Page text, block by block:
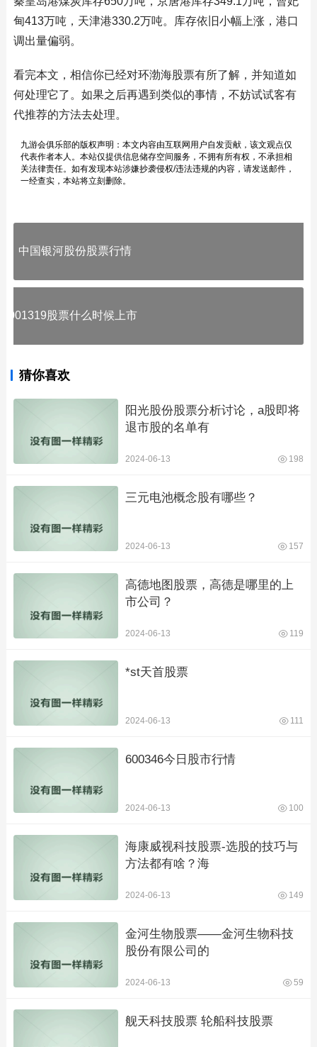
甸413万吨，天津港330.2万吨。库存依旧小幅上涨，港口
调出量偏弱。
看完本文，相信你已经对环渤海股票有所了解，并知道如
何处理它了。如果之后再遇到类似的事情，不妨试试客有
代推荐的方法去处理。
九游会俱乐部的版权声明：本文内容由互联网用户自发贡献，该文观点仅
代表作者本人。本站仅提供信息储存空间服务，不拥有所有权，不承担相
关法律责任。如有发现本站涉嫌抄袭侵权/违法违规的内容，请发送邮件，
一经查实，本站将立刻删除。
中国银河股份股票行情
001319股票什么时候上市
猜你喜欢
阳光股份股票分析讨论，a股即将
退市股的名单有
2024-06-13 198
三元电池概念股有哪些？
2024-06-13 157
高德地图股票，高德是哪里的上
市公司？
2024-06-13 119
*st天首股票
2024-06-13 111
600346今日股市行情
2024-06-13 100
海康威视科技股票-选股的技巧与
方法都有啥？海
2024-06-13 149
金河生物股票——金河生物科技
股份有限公司的
2024-06-13 59
舰天科技股票 轮船科技股票